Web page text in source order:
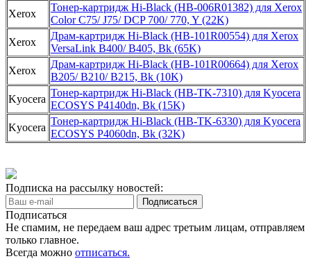
Xerox
Тонер-картридж Hi-Black (HB-006R01382) для Xerox
Color C75/ J75/ DCP 700/ 770, Y (22K)
Xerox
Драм-картридж Hi-Black (HB-101R00554) для Xerox
VersaLink B400/ B405, Bk (65K)
Xerox
Драм-картридж Hi-Black (HB-101R00664) для Xerox
B205/ B210/ B215, Bk (10K)
Kyocera
Тонер-картридж Hi-Black (HB-TK-7310) для Kyocera
ECOSYS P4140dn, Bk (15K)
Kyocera
Тонер-картридж Hi-Black (HB-TK-6330) для Kyocera
ECOSYS P4060dn, Bk (32K)
Подписка на рассылку новостей:
Подписаться
Не спамим, не передаем ваш адрес третьим лицам, отправляем
только главное.
Всегда можно отписаться.